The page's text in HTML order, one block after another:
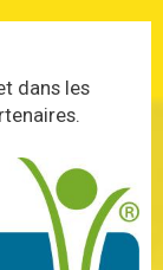
dans les